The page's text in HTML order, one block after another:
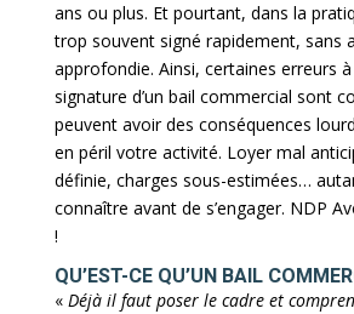
ans ou plus. Et pourtant, dans la
trop souvent signé rapidement, sans
approfondie. Ainsi, certaines erreurs
signature d’un bail commercial sont
peuvent avoir des conséquences
en péril votre activité. Loyer mal
définie, charges sous-estimées…
connaître avant de s’engager. NDP
!
QU’EST-CE QU’UN BAIL
« Déjà il faut poser le cadre et